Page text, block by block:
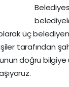
üç
tarafından
doğru bilgiye